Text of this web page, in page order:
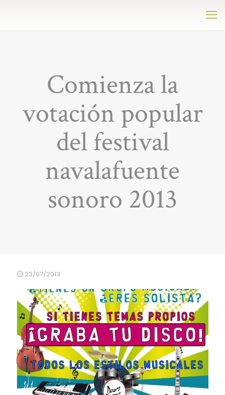
Comienza la
votación popular
del festival
navalafuente
sonoro 2013
23/07/2013